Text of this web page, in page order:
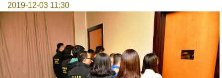
2019-12-03 11:30